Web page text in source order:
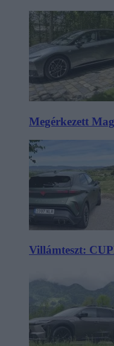
Megérkezett
Villámteszt: